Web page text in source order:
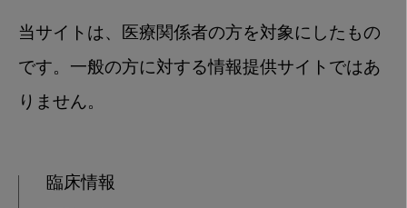
当サイトは、医療関係者の方を対象にしたもの
です。一般の方に対する情報提供サイトではあ
りません。
臨床情報